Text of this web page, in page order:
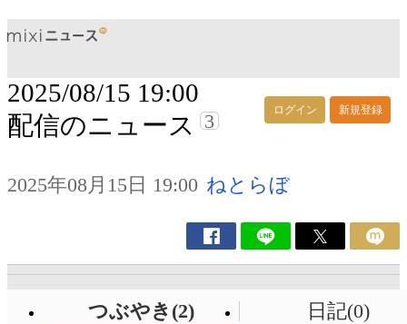
ログイン 新規登録
2025/08/15 19:00
配信のニュース
3
2025年08月15日 19:00 ねとらぼ
つぶやき(2) 日記(0)